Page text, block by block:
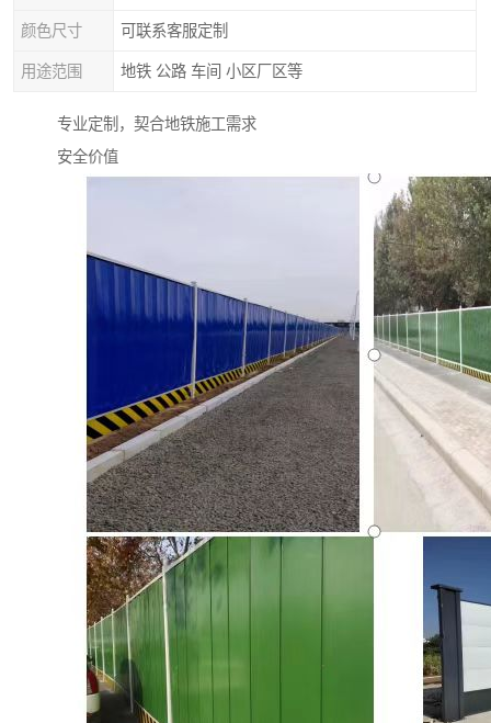
颜色尺寸 可联系客服定制
用途范围 地铁 公路 车间 小区厂区等
专业定制，契合地铁施工需求
安全价值